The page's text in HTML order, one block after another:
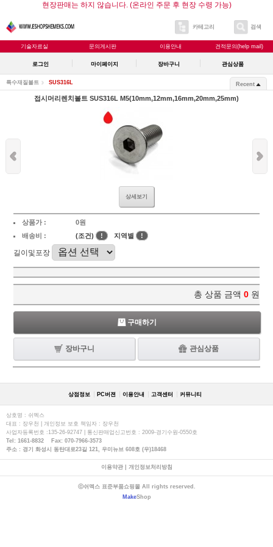
현장판매는 하지 않습니다. (온라인 주문 후 현장 수령 가능)
카테고리 검색
기술자료실 문의게시판 이용안내 견적문의(help mail)
로그인 마이페이지 장바구니 관심상품
특수재질볼트 SUS316L Recent
접시머리렌치볼트 SUS316L M5(10mm,12mm,16mm,20mm,25mm)
상세보기
상품가 :
0원
배송비 :
(조건) ! 지역별 !
길이및포장
총 상품 금액 0 원
구매하기
장바구니 관심상품
상점정보 PC버젼 이용안내 고객센터 커뮤니티
상호명 : 쉬멕스
대표 : 장우천 | 개인정보 보호 책임자 : 장우천
사업자등록번호 :135-26-92747 | 통신판매업신고번호 : 2009-경기수원-0550호
Tel: 1661-8832 Fax: 070-7966-3573
주소 : 경기 화성시 동탄대로23길 121, 우미뉴브 608호 (우)18468
이용약관| 개인정보처리방침
ⓒ쉬멕스 표준부품쇼핑몰 All rights reserved.
MakeShop